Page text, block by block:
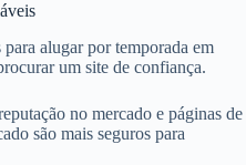
alugar por temporada em
um site de confiança.
no mercado e páginas de
são mais seguros para